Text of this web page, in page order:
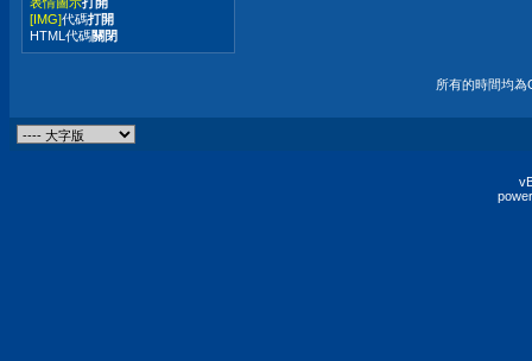
[IMG]代碼打開
HTML代碼關閉
所有的時間均為